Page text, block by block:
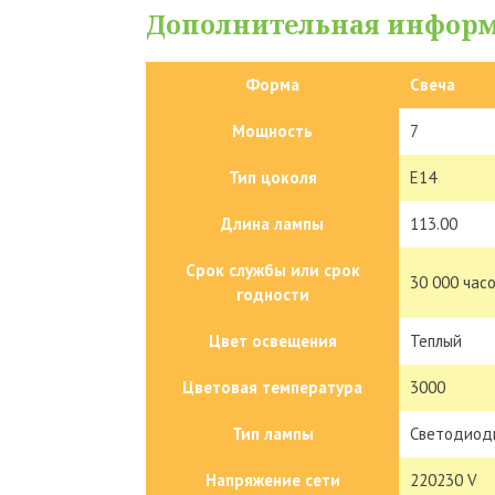
Дополнительная
Форма Свеча
Мощность 7
Тип цоколя E14
Длина лампы 113.00
Срок службы или срок
годности
30 000
Цвет освещения Теплый
Цветовая температура 3000
Тип лампы
Напряжение сети 220230 V